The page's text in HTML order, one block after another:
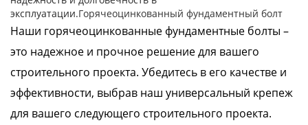
эксплуатации.Горячеоцинкованный фундаментный болт
Наши горячеоцинкованные фундаментные болты –
это надежное и прочное решение для вашего
строительного проекта. Убедитесь в его качестве и
эффективности, выбрав наш универсальный крепеж
для вашего следующего строительного проекта.